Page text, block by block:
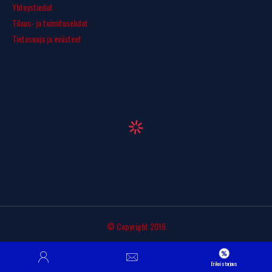
Yhteystiedot
Tilaus- ja toimitusehdot
Tietosuoja ja evästeet
© Copyright 2016
Erikoistarjous